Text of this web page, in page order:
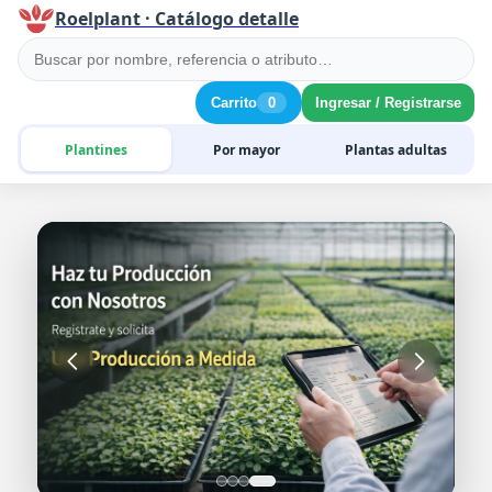
Roelplant · Catálogo detalle
Plantines Por mayor Plantas adultas
Carrito 0 Ingresar / Registrarse